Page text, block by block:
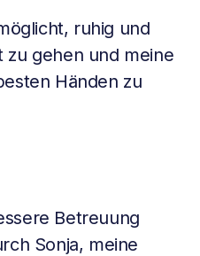
ruhig und
zu gehen und meine
Händen zu
Betreuung
Sonja, meine